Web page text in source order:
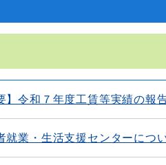
】令和７年度工賃等実績の報
就業・生活支援センターにつ